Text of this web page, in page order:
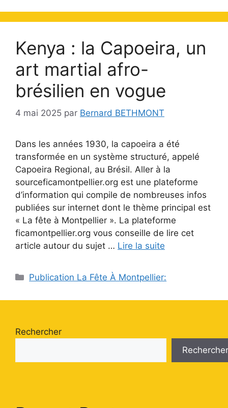
Kenya : la Capoeira, un
art martial afro-
brésilien en vogue
4 mai 2025 par Bernard BETHMONT
Dans les années 1930, la capoeira a été
transformée en un système structuré, appelé
Capoeira Regional, au Brésil. Aller à la
sourceficamontpellier.org est une plateforme
d’information qui compile de nombreuses infos
publiées sur internet dont le thème principal est
« La fête à Montpellier ». La plateforme
ficamontpellier.org vous conseille de lire cet
article autour du sujet … Lire la suite
Catégories
Publication La Fête À Montpellier:
Rechercher
Rechercher